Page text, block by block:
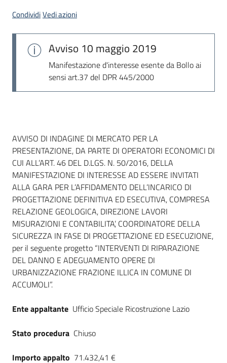
CondividiVedi azioni
Avviso 10 maggio 2019
Manifestazione d'interesse esente da Bollo ai
sensi art.37 del DPR 445/2000
Dati del bando
AVVISO DI INDAGINE DI MERCATO PER LA
PRESENTAZIONE, DA PARTE DI OPERATORI ECONOMICI DI
CUI ALL’ART. 46 DEL D.LGS. N. 50/2016, DELLA
MANIFESTAZIONE DI INTERESSE AD ESSERE INVITATI
ALLA GARA PER L’AFFIDAMENTO DELL’INCARICO DI
PROGETTAZIONE DEFINITIVA ED ESECUTIVA, COMPRESA
RELAZIONE GEOLOGICA, DIREZIONE LAVORI
MISURAZIONI E CONTABILITA’, COORDINATORE DELLA
SICUREZZA IN FASE DI PROGETTAZIONE ED ESECUZIONE,
per il seguente progetto “INTERVENTI DI RIPARAZIONE
DEL DANNO E ADEGUAMENTO OPERE DI
URBANIZZAZIONE FRAZIONE ILLICA IN COMUNE DI
ACCUMOLI”.
Ente appaltante Ufficio Speciale Ricostruzione Lazio
Stato procedura Chiuso
Importo appalto 71.432,41 €